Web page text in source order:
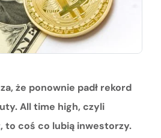
że ponownie padł rekord
All time high, czyli
to coś co lubią inwestorzy.